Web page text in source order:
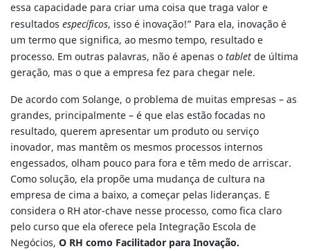
essa capacidade para criar uma coisa que traga valor e
resultados específicos, isso é inovação!” Para ela, inovação é
um termo que significa, ao mesmo tempo, resultado e
processo. Em outras palavras, não é apenas o tablet de última
geração, mas o que a empresa fez para chegar nele.
De acordo com Solange, o problema de muitas empresas – as
grandes, principalmente – é que elas estão focadas no
resultado, querem apresentar um produto ou serviço
inovador, mas mantêm os mesmos processos internos
engessados, olham pouco para fora e têm medo de arriscar.
Como solução, ela propõe uma mudança de cultura na
empresa de cima a baixo, a começar pelas lideranças. E
considera o RH ator-chave nesse processo, como fica claro
pelo curso que ela oferece pela Integração Escola de
Negócios, O RH como Facilitador para Inovação.